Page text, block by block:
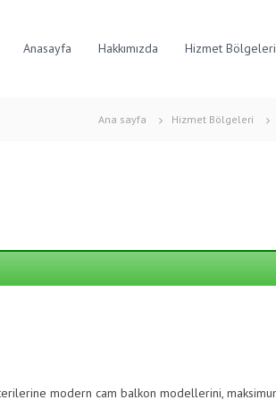
Anasayfa Hakkımızda Hizmet Bölgeleri
Ana sayfa Hizmet Bölgeleri
modern cam balkon modellerini,